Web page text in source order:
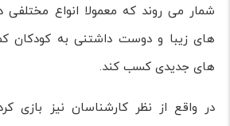
شمار می روند که معمولا انواع مختلفی
های زیبا و دوست داشتنی به کودکان
های جدیدی کسب کند.
در واقع از نظر کارشناسان نیز بازی